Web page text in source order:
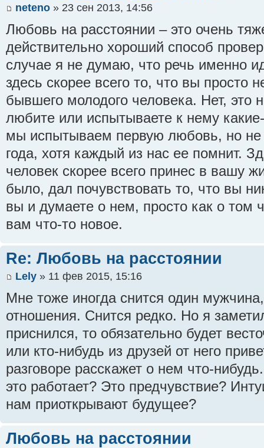
neteno » 23 сен 2013, 14:56
Любовь на расстоянии – это очень
действительно хороший способ
случае я не думаю, что речь именно
здесь скорее всего то, что вы просто
бывшего молодого человека. Нет, это
любите или испытываете к нему
мы испытываем первую любовь, но не
года, хотя каждый из нас ее помнит.
человек скорее всего принес в вашу
было, дал почувствовать то, что вы
вы и думаете о нем, просто как о том
вам что-то новое.
Re: Любовь на расстоянии
Lely » 11 фев 2015, 15:16
Мне тоже иногда снится один
отношения. Снится редко. Но я
приснился, то обязательно будет
или кто-нибудь из друзей от него
разговоре расскажет о нем что-
это работает? Это предчувствие?
нам приоткрывают будущее?
Любовь на расстоянии